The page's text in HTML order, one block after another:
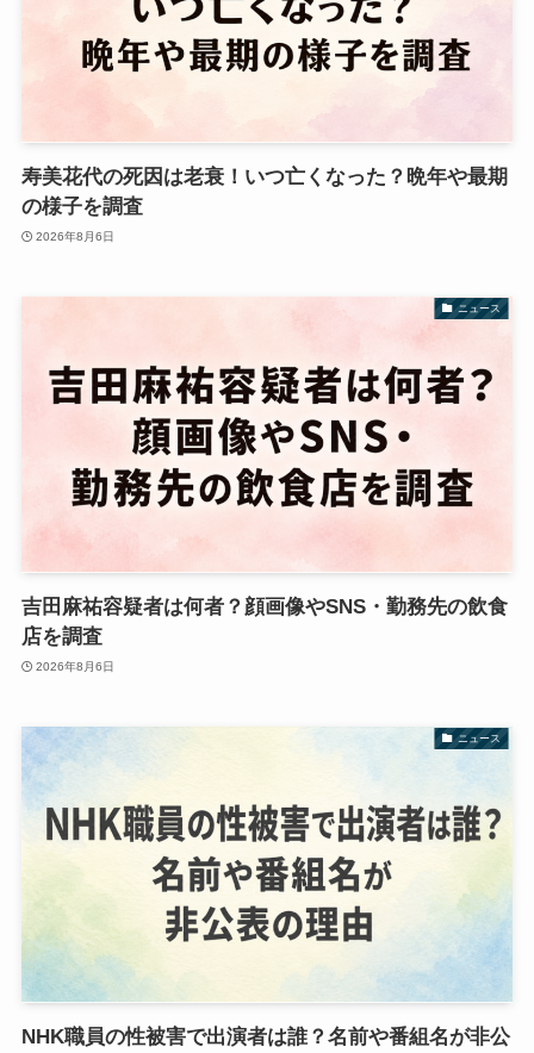
寿美花代の死因は老衰！いつ亡くなった？晩年や最期
の様子を調査
2026年8月6日
ニュース
吉田麻祐容疑者は何者？顔画像やSNS・勤務先の飲食
店を調査
2026年8月6日
ニュース
NHK職員の性被害で出演者は誰？名前や番組名が非公